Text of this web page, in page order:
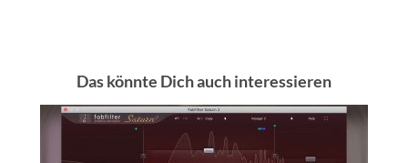
Das könnte Dich auch interessieren